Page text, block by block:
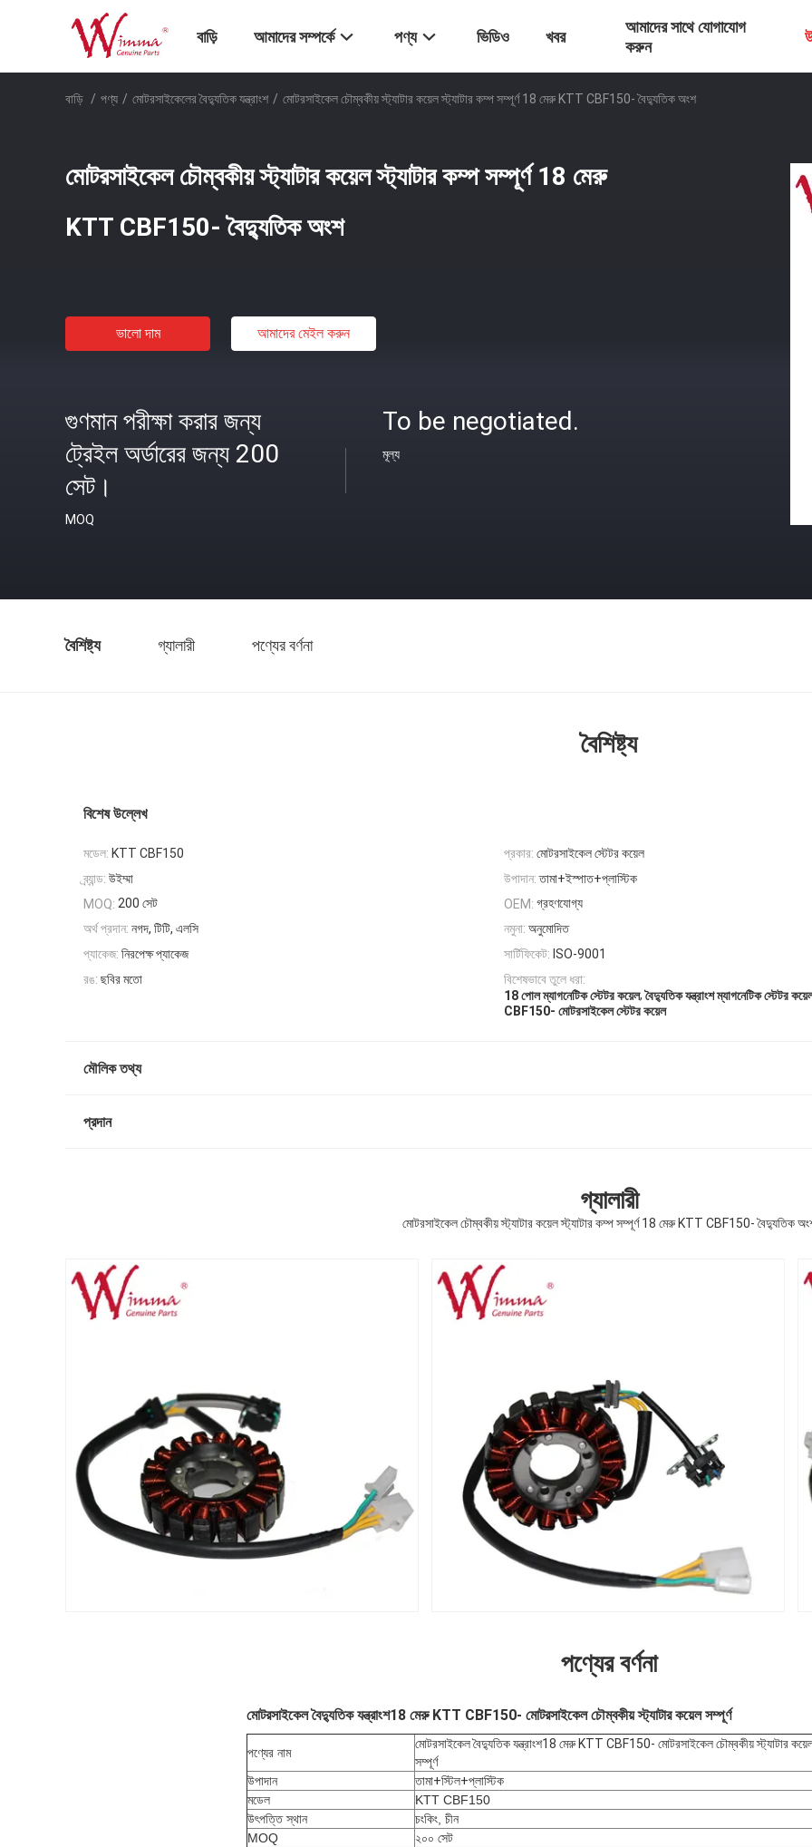
বাড়ি আমাদের সম্পর্কে পণ্য ভিডিও খবর
আমাদের সাথে যোগাযোগ
করুন
বাড়ি / পণ্য / মোটরসাইকেলের বৈদ্যুতিক যন্ত্রাংশ / মোটরসাইকেল চৌম্বকীয় স্ট্যাটার কয়েল স্ট্যাটার কম্প সম্পূর্ণ 18 মেরু KTT CBF150- বৈদ্যুতিক অংশ
মোটরসাইকেল চৌম্বকীয় স্ট্যাটার কয়েল স্ট্যাটার কম্প সম্পূর্ণ 18 মেরু
KTT CBF150- বৈদ্যুতিক অংশ
ভালো দাম আমাদের মেইল ​​করুন
গুণমান পরীক্ষা করার জন্য
ট্রেইল অর্ডারের জন্য 200
সেট।
MOQ
To be negotiated.
মূল্য
বৈশিষ্ট্য গ্যালারী পণ্যের বর্ণনা
বৈশিষ্ট্য
বিশেষ উল্লেখ
মডেল: KTT CBF150 প্রকার: মোটরসাইকেল স্টেটর কয়েল
ব্র্যান্ড: উইম্মা উপাদান: তামা+ইস্পাত+প্লাস্টিক
MOQ: 200 সেট OEM: গ্রহণযোগ্য
অর্থ প্রদান: নগদ, টিটি, এলসি নমুনা: অনুমোদিত
প্যাকেজ: নিরপেক্ষ প্যাকেজ সার্টিফিকেট: ISO-9001
রঙ: ছবির মতো
বিশেষভাবে তুলে ধরা:
18 পোল ম্যাগনেটিক স্টেটর কয়েল,বৈদ্যুতিক যন্ত্রাংশ ম্যাগনেটিক স্টেটর
CBF150- মোটরসাইকেল স্টেটর কয়েল
মৌলিক তথ্য
প্রদান
গ্যালারী
মোটরসাইকেল চৌম্বকীয় স্ট্যাটার কয়েল স্ট্যাটার কম্প সম্পূর্ণ 18 মেরু KTT CBF150- বৈদ্যুতিক
পণ্যের বর্ণনা
মোটরসাইকেল বৈদ্যুতিক যন্ত্রাংশ18 মেরু KTT CBF150- মোটরসাইকেল চৌম্বকীয় স্ট্যাটার কয়েল সম্পূর্ণ
পণ্যের নাম
মোটরসাইকেল বৈদ্যুতিক যন্ত্রাংশ18 মেরু KTT CBF150- মোটরসাইকেল চৌম্বকীয় স্ট্যাটার
সম্পূর্ণ
উপাদান
তামা+স্টিল+প্লাস্টিক
মডেল
KTT CBF150
উৎপত্তি স্থান
চংকিং, চীন
MOQ
২০০ সেট